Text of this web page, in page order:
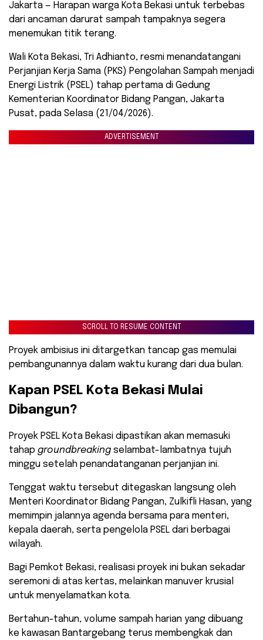
Jakarta — Harapan warga Kota Bekasi untuk terbebas
dari ancaman darurat sampah tampaknya segera
menemukan titik terang.
Wali Kota Bekasi, Tri Adhianto, resmi menandatangani
Perjanjian Kerja Sama (PKS) Pengolahan Sampah menjadi
Energi Listrik (PSEL) tahap pertama di Gedung
Kementerian Koordinator Bidang Pangan, Jakarta
Pusat, pada Selasa (21/04/2026).
ADVERTISEMENT
SCROLL TO RESUME CONTENT
Proyek ambisius ini ditargetkan tancap gas memulai
pembangunannya dalam waktu kurang dari dua bulan.
​Kapan PSEL Kota Bekasi Mulai
Dibangun?
​Proyek PSEL Kota Bekasi dipastikan akan memasuki
tahap groundbreaking selambat-lambatnya tujuh
minggu setelah penandatanganan perjanjian ini.
Tenggat waktu tersebut ditegaskan langsung oleh
Menteri Koordinator Bidang Pangan, Zulkifli Hasan, yang
memimpin jalannya agenda bersama para menteri,
kepala daerah, serta pengelola PSEL dari berbagai
wilayah.
​Bagi Pemkot Bekasi, realisasi proyek ini bukan sekadar
seremoni di atas kertas, melainkan manuver krusial
untuk menyelamatkan kota.
Bertahun-tahun, volume sampah harian yang dibuang
ke kawasan Bantargebang terus membengkak dan